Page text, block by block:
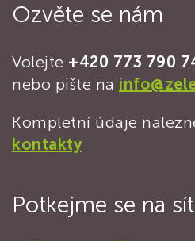
Ozvěte se nám
Volejte +420 773 790
nebo pište na
Kompletní údaje
kontakty
Potkejme se na